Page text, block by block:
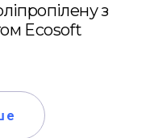
з
Ecosoft